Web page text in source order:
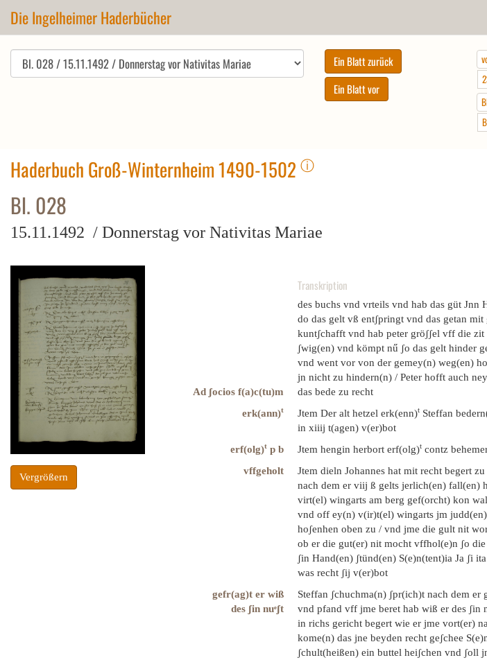
Die Ingelheimer Haderbücher
Haderbuch Groß-Winternheim 1490-1502 ⓘ
Bl. 028
15.11.1492 / Donnerstag vor Nativitas Mariae
Vergrößern
Transkription
des buchs vnd vrteils vnd hab das güt Jnn
do das gelt vß entʃpringt vnd das getan mit
kuntʃchafft vnd hab peter gröʃʃel vff die zit
ʃwig(en) vnd kömpt nű ʃo das gelt hinder
vnd went vor von der gemey(n) weg(en)
jn nicht zu hindern(n) / Peter hofft auch
Ad ʃocios f(a)c(tu)m
das bede zu recht
erk(ann)t Jtem Der alt hetzel erk(enn)t Steffan
in xiiij t(agen) v(er)bot
erf(olg)t p b Jtem hengin herbort erf(olg)t contz
vffgeholt
Jtem dieln Johannes hat mit recht begert
nach dem er viij ß gelts jerlich(en) fall(en)
virt(el) wingarts am berg gef(orcht) kon
vnd off ey(n) v(ir)t(el) wingarts jm judd(en)
hoʃenhen oben zu / vnd jme die gult nit
ob er die gut(er) nit mocht vffhol(e)n ʃo
ʃin Hand(en) ʃtünd(en) S(e)n(tent)ia Ja ʃi
was recht ʃij v(er)bot
gefr(ag)t er wiß
Steffan ʃchuchma(n) ʃpr(ich)t nach dem
des ʃin nuͤʃt
vnd pfand vff jme beret hab wiß er des ʃin
in richs gericht begert wie er jme vort(er)
kome(n) das jne beyden recht geʃchee
ʃchult(heißen) ein buttel heiʃchen vnd ʃoll